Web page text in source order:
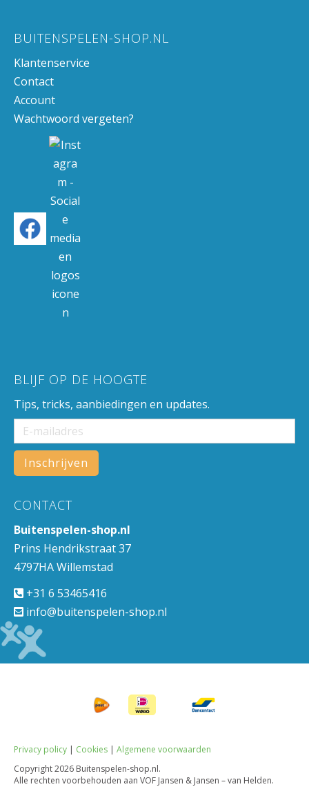
BUITENSPELEN-SHOP.NL
Klantenservice
Contact
Account
Wachtwoord vergeten?
BLIJF OP DE HOOGTE
Tips, tricks, aanbiedingen en updates.
CONTACT
Buitenspelen-shop.nl
Prins Hendrikstraat 37
4797HA Willemstad
+31 6 53465416
info@buitenspelen-shop.nl
Privacy policy | Cookies | Algemene voorwaarden
Copyright2026 Buitenspelen-shop.nl.
Alle rechten voorbehouden aan VOF Jansen & Jansen – van Helden.